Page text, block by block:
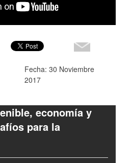
Fecha: 30 Noviembre
2017
economía y
para la